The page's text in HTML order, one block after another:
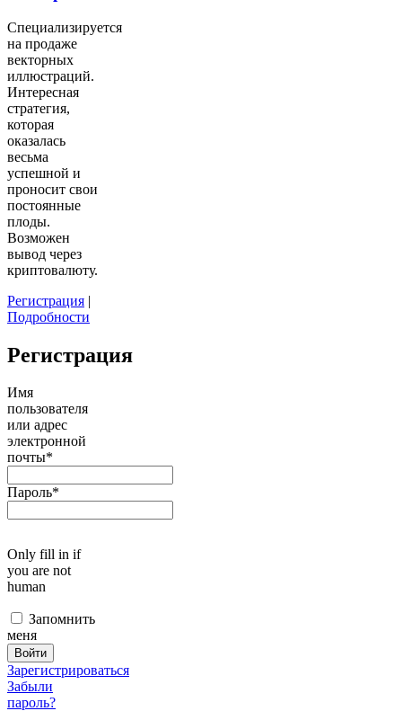
Специализируется
на продаже
векторных
иллюстраций.
Интересная
стратегия,
которая
оказалась
весьма
успешной и
проносит свои
постоянные
плоды.
Возможен
вывод через
криптовалюту.
Регистрация |
Подробности
Регистрация
Имя
пользователя
или адрес
электронной
почты*
Пароль*
Only fill in if
you are not
human
Запомнить
меня
Зарегистрироваться
Забыли
пароль?